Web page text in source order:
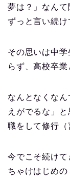
夢は？」なんて
ずっと言い続け
その思いは中
らず、高校卒業
なんとなくな
えがでるな」
職をして修行（
今でこそ続けて
ちゃけはじめ